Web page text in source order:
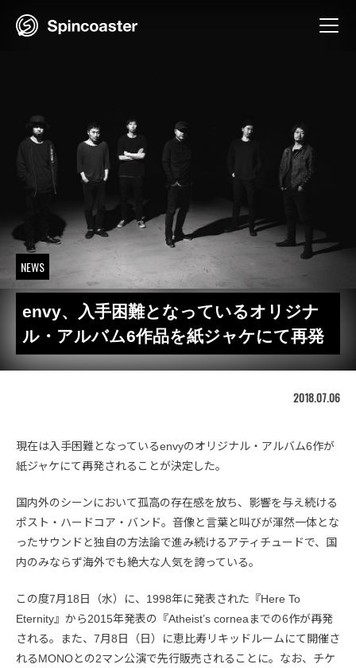
NEWS
envy、入手困難となっているオリジナ
ル・アルバム6作品を紙ジャケにて再発
2018.07.06
現在は入手困難となっているenvyのオリジナル・アルバム6作が
紙ジャケにて再発されることが決定した。
国内外のシーンにおいて孤高の存在感を放ち、影響を与え続ける
ポスト・ハードコア・バンド。音像と言葉と叫びが渾然一体とな
ったサウンドと独自の方法論で進み続けるアティチュードで、国
内のみならず海外でも絶大な人気を誇っている。
この度7月18日（水）に、1998年に発表された『Here To
Eternity』から2015年発表の『Atheist’s corneaまでの6作が再発
される。また、7月8日（日）に恵比寿リキッドルームにて開催さ
れるMONOとの2マン公演で先行販売されることに。なお、チケ